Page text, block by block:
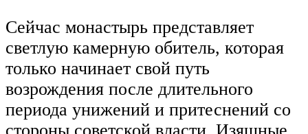
Сейчас монастырь представляет
светлую камерную обитель, которая
только начинает свой путь
возрождения после длительного
периода унижений и притеснений со